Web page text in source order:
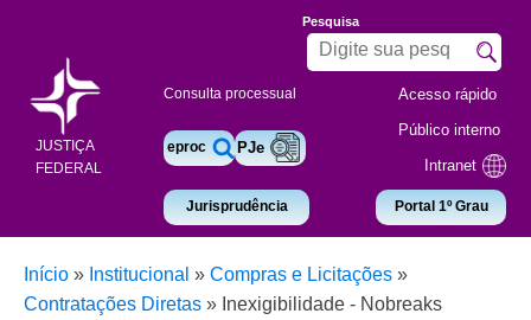
JUSTIÇA
FEDERAL
Consulta processual
eproc PJe
Jurisprudência
Pesquisa
Acesso rápido
Público interno
Intranet
Portal 1º Grau
Início » Institucional » Compras e Licitações »
Contratações Diretas » Inexigibilidade - Nobreaks